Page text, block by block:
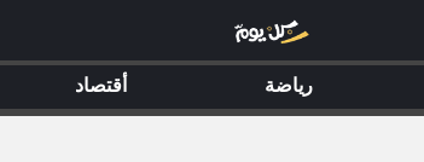
رياضة أقتصاد